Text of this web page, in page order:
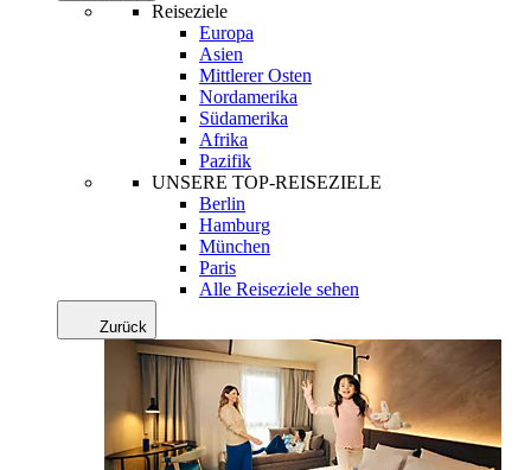
Reiseziele
Europa
Asien
Mittlerer Osten
Nordamerika
Südamerika
Afrika
Pazifik
UNSERE TOP-REISEZIELE
Berlin
Hamburg
München
Paris
Alle Reiseziele sehen
Zurück